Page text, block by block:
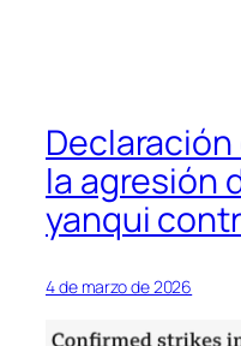
Declaración
la agresión
yanqui
4 de marzo de 2026